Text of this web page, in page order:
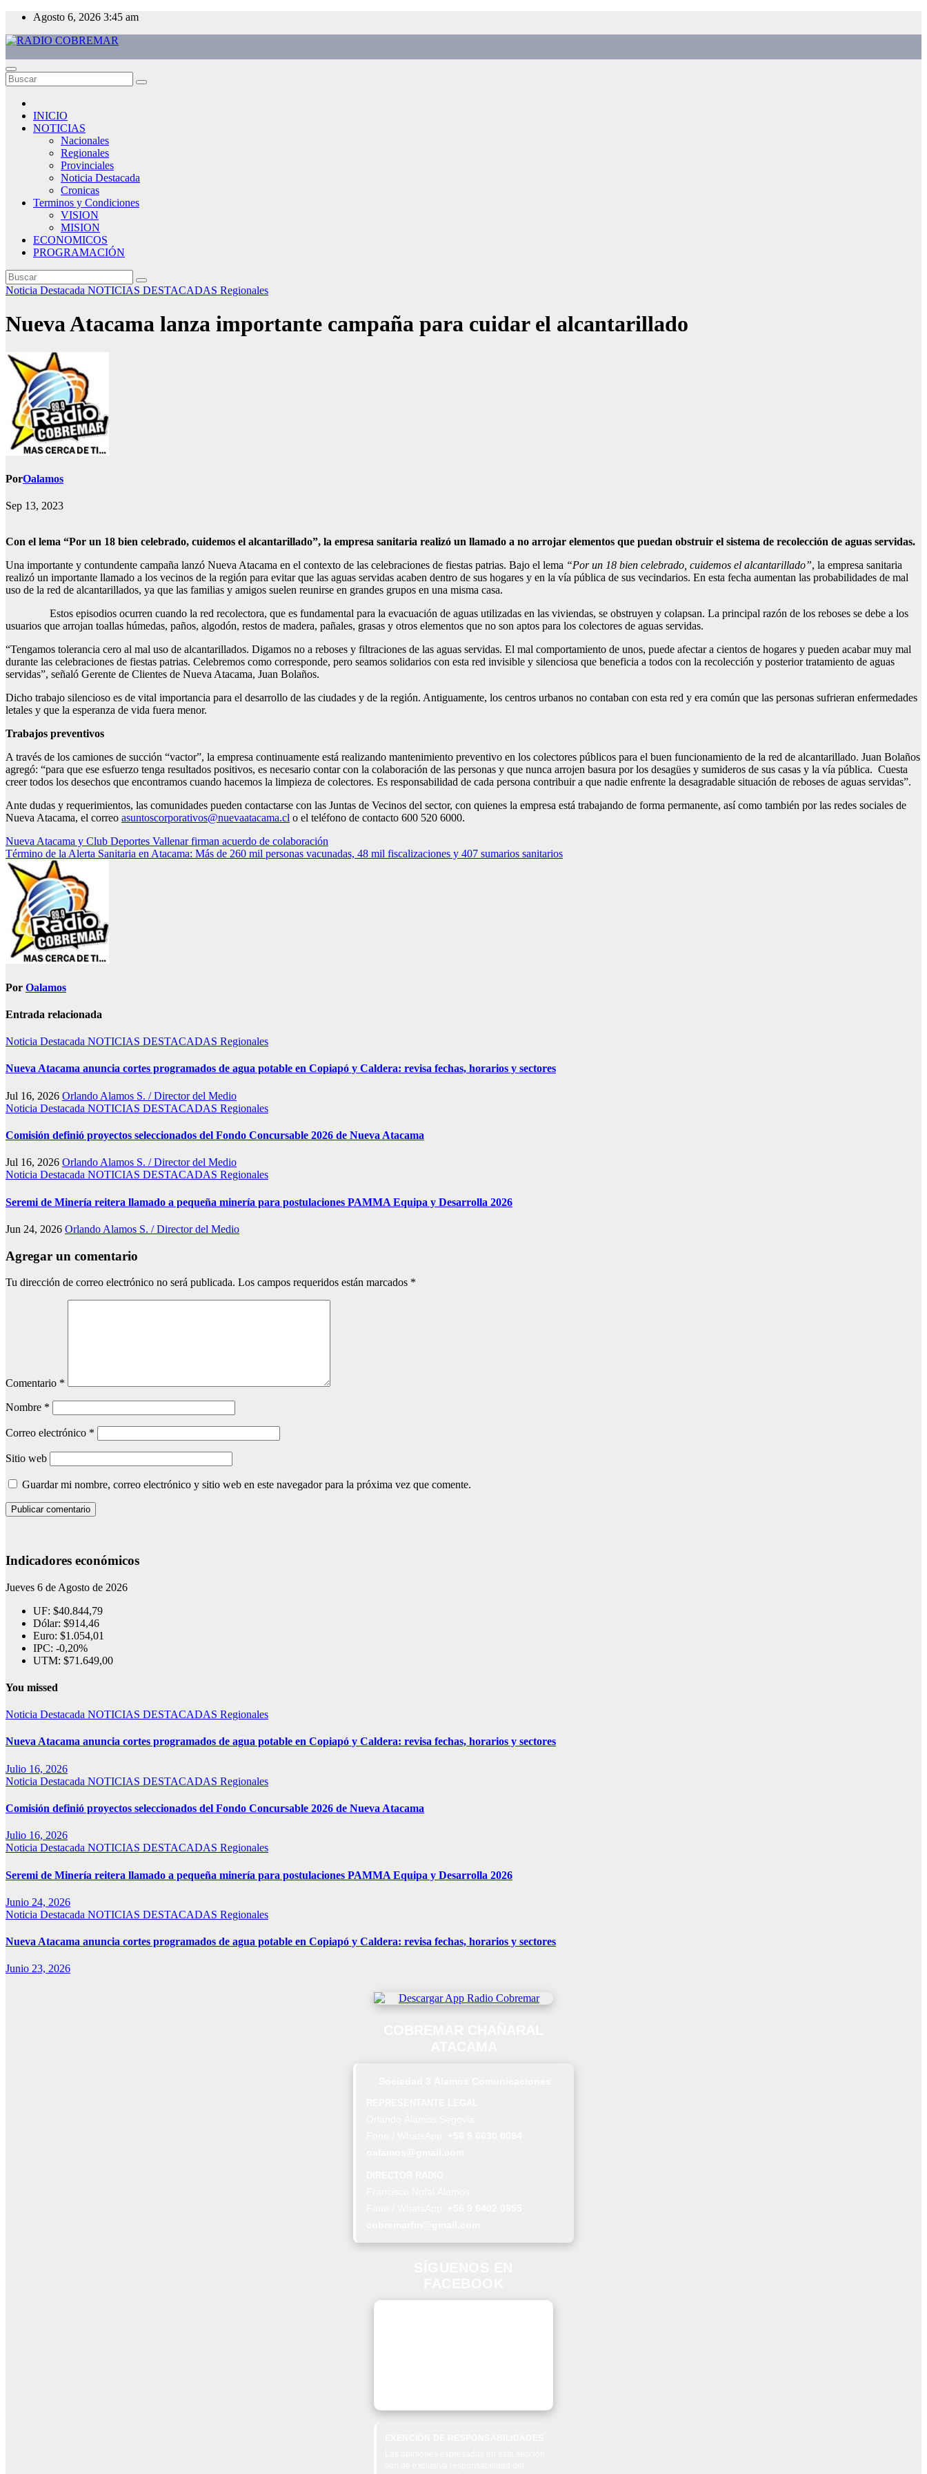
Saltar
contenido
Agosto 6, 2026 3:45 am
INICIO
NOTICIAS
Nacionales
Regionales
Provinciales
Noticia Destacada
Cronicas
Terminos y Condiciones
VISION
MISION
ECONOMICOS
PROGRAMACIÓN
Noticia Destacada NOTICIAS DESTACADAS Regionales
Nueva Atacama lanza importante campaña para cuidar el alcantarillado
PorOalamos
Sep 13, 2023
Con el lema “Por un 18 bien celebrado, cuidemos el alcantarillado”, la empresa sanitaria realizó un llamado a no arrojar elementos que puedan obstruir el sistema de recolección de aguas servidas.
Una importante y contundente campaña lanzó Nueva Atacama en el contexto de las celebraciones de fiestas patrias. Bajo el lema “Por un 18 bien celebrado, cuidemos el alcantarillado”, la empresa sanitaria
realizó un importante llamado a los vecinos de la región para evitar que las aguas servidas acaben dentro de sus hogares y en la vía pública de sus vecindarios. En esta fecha aumentan las probabilidades de mal
uso de la red de alcantarillados, ya que las familias y amigos suelen reunirse en grandes grupos en una misma casa.
Estos episodios ocurren cuando la red recolectora, que es fundamental para la evacuación de aguas utilizadas en las viviendas, se obstruyen y colapsan. La principal razón de los reboses se debe a los
usuarios que arrojan toallas húmedas, paños, algodón, restos de madera, pañales, grasas y otros elementos que no son aptos para los colectores de aguas servidas.
“Tengamos tolerancia cero al mal uso de alcantarillados. Digamos no a reboses y filtraciones de las aguas servidas. El mal comportamiento de unos, puede afectar a cientos de hogares y pueden acabar muy mal
durante las celebraciones de fiestas patrias. Celebremos como corresponde, pero seamos solidarios con esta red invisible y silenciosa que beneficia a todos con la recolección y posterior tratamiento de aguas
servidas”, señaló Gerente de Clientes de Nueva Atacama, Juan Bolaños.
Dicho trabajo silencioso es de vital importancia para el desarrollo de las ciudades y de la región. Antiguamente, los centros urbanos no contaban con esta red y era común que las personas sufrieran enfermedades
letales y que la esperanza de vida fuera menor.
Trabajos preventivos
A través de los camiones de succión “vactor”, la empresa continuamente está realizando mantenimiento preventivo en los colectores públicos para el buen funcionamiento de la red de alcantarillado. Juan Bolaños
agregó: “para que ese esfuerzo tenga resultados positivos, es necesario contar con la colaboración de las personas y que nunca arrojen basura por los desagües y sumideros de sus casas y la vía pública. Cuesta
creer todos los desechos que encontramos cuando hacemos la limpieza de colectores. Es responsabilidad de cada persona contribuir a que nadie enfrente la desagradable situación de reboses de aguas servidas”.
Ante dudas y requerimientos, las comunidades pueden contactarse con las Juntas de Vecinos del sector, con quienes la empresa está trabajando de forma permanente, así como también por las redes sociales de
Nueva Atacama, el correo asuntoscorporativos@nuevaatacama.cl o el teléfono de contacto 600 520 6000.
Navegación
de
entradas
Nueva Atacama y Club Deportes Vallenar firman acuerdo de colaboración
Término de la Alerta Sanitaria en Atacama: Más de 260 mil personas vacunadas, 48 mil fiscalizaciones y 407 sumarios sanitarios
Por Oalamos
Entrada relacionada
Noticia Destacada NOTICIAS DESTACADAS Regionales
Nueva Atacama anuncia cortes programados de agua potable en Copiapó y Caldera: revisa fechas, horarios y sectores
Jul 16, 2026 Orlando Alamos S. / Director del Medio
Noticia Destacada NOTICIAS DESTACADAS Regionales
Comisión definió proyectos seleccionados del Fondo Concursable 2026 de Nueva Atacama
Jul 16, 2026 Orlando Alamos S. / Director del Medio
Noticia Destacada NOTICIAS DESTACADAS Regionales
Seremi de Minería reitera llamado a pequeña minería para postulaciones PAMMA Equipa y Desarrolla 2026
Jun 24, 2026 Orlando Alamos S. / Director del Medio
Agregar un comentario
Tu dirección de correo electrónico no será publicada. Los campos requeridos están marcados *
Comentario *
Nombre *
Correo electrónico *
Sitio web
Guardar mi nombre, correo electrónico y sitio web en este navegador para la próxima vez que comente.
Indicadores económicos
Jueves 6 de Agosto de 2026
UF: $40.844,79
Dólar: $914,46
Euro: $1.054,01
IPC: -0,20%
UTM: $71.649,00
You missed
Noticia Destacada NOTICIAS DESTACADAS Regionales
Nueva Atacama anuncia cortes programados de agua potable en Copiapó y Caldera: revisa fechas, horarios y sectores
Julio 16, 2026
Noticia Destacada NOTICIAS DESTACADAS Regionales
Comisión definió proyectos seleccionados del Fondo Concursable 2026 de Nueva Atacama
Julio 16, 2026
Noticia Destacada NOTICIAS DESTACADAS Regionales
Seremi de Minería reitera llamado a pequeña minería para postulaciones PAMMA Equipa y Desarrolla 2026
Junio 24, 2026
Noticia Destacada NOTICIAS DESTACADAS Regionales
Nueva Atacama anuncia cortes programados de agua potable en Copiapó y Caldera: revisa fechas, horarios y sectores
Junio 23, 2026